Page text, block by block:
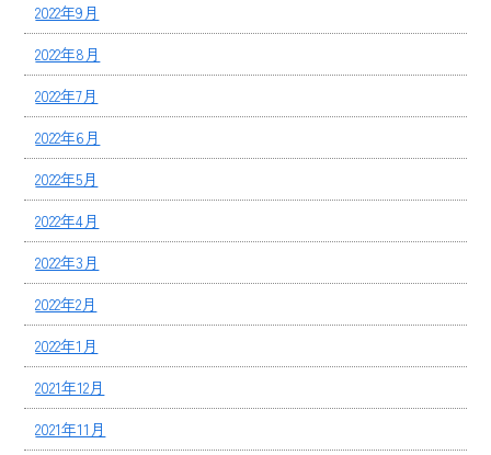
2022年9月
2022年8月
2022年7月
2022年6月
2022年5月
2022年4月
2022年3月
2022年2月
2022年1月
2021年12月
2021年11月